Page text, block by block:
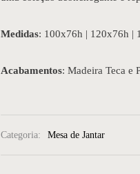
Medidas: 100x76h | 120x76h |
Acabamentos: Madeira Teca e
Categoria: Mesa de Jantar